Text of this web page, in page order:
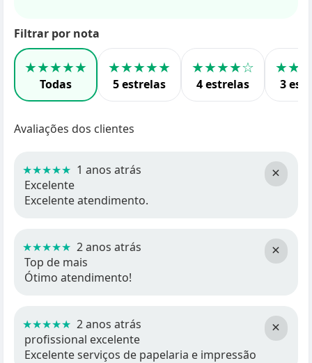
Filtrar por nota
★★★★★
Todas
★★★★★
5 estrelas
★★★★☆
4 estrelas 3
Avaliações dos clientes
×
★★★★★ 1 anos atrás
Excelente
Excelente atendimento.
×
★★★★★ 2 anos atrás
Top de mais
Ótimo atendimento!
×
★★★★★ 2 anos atrás
profissional excelente
Excelente serviços de papelaria e impressão